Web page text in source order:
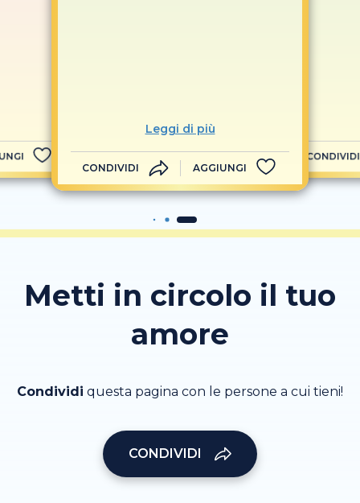
Leggi di più
CONDIVIDI AGGIUNGI
CONDIVIDI
Metti in circolo il tuo
amore
Condividi questa pagina con le persone a cui tieni!
CONDIVIDI